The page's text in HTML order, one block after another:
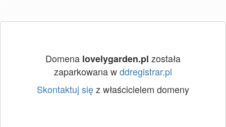
Domena lovelygarden.pl została
zaparkowana wddregistrar.pl
Skontaktuj sięz właścicielem domeny